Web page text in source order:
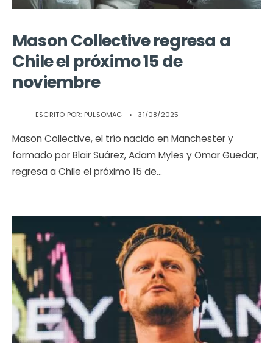
Mason Collective regresa a
Chile el próximo 15 de
noviembre
ESCRITO POR: PULSOMAG • 31/08/2025
Mason Collective, el trío nacido en Manchester y
formado por Blair Suárez, Adam Myles y Omar Guedar,
regresa a Chile el próximo 15 de...